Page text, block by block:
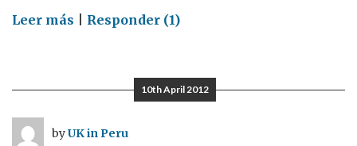
Leer más onResponder (1)
10th April 2012
byUK in Peru